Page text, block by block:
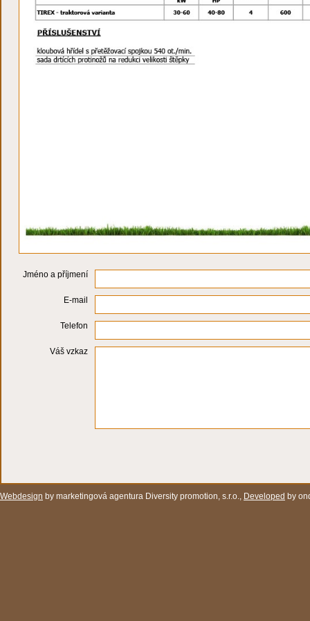
Jméno a příjmení
E-mail
Telefon
Váš vzkaz
Webdesign by marketingová agentura Diversity promotion, s.r.o., Developed by